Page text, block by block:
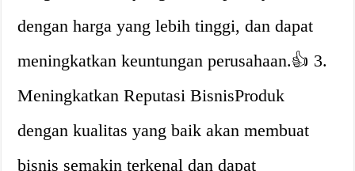
dengan harga yang lebih tinggi, dan dapat
meningkatkan keuntungan perusahaan.👍 3.
Meningkatkan Reputasi BisnisProduk
dengan kualitas yang baik akan membuat
bisnis semakin terkenal dan dapat